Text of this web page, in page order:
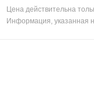
Цена действительна
Информация, указанная